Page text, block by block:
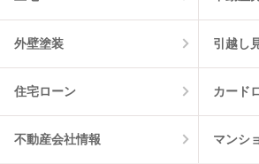
外壁塗装 引越し
住宅ローン カード
不動産会社情報 マンシ